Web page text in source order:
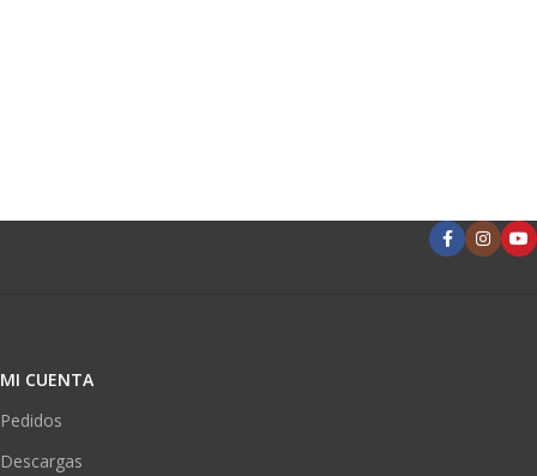
MI CUENTA
Pedidos
Descargas